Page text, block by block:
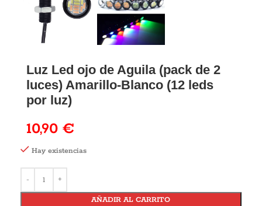
Luz Led ojo de Aguila (pack de 2
luces) Amarillo-Blanco (12 leds
por luz)
10,90 €
Hay existencias
AÑADIR AL CARRITO